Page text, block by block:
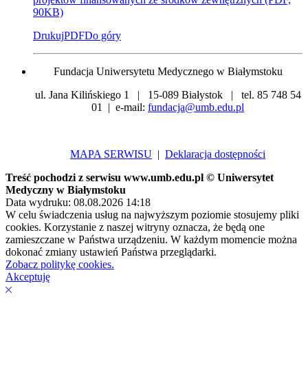
90KB)
DrukujPDFDo góry
Fundacja Uniwersytetu Medycznego w Białymstoku
ul. Jana Kilińskiego 1 | 15-089 Białystok | tel. 85 748 54
01 | e-mail: fundacja@umb.edu.pl
MAPA SERWISU | Deklaracja dostępności
Treść pochodzi z serwisu www.umb.edu.pl © Uniwersytet
Medyczny w Białymstoku
Data wydruku: 08.08.2026 14:18
W celu świadczenia usług na najwyższym poziomie stosujemy pliki
cookies. Korzystanie z naszej witryny oznacza, że będą one
zamieszczane w Państwa urządzeniu. W każdym momencie można
dokonać zmiany ustawień Państwa przeglądarki.
Zobacz politykę cookies.
Akceptuję